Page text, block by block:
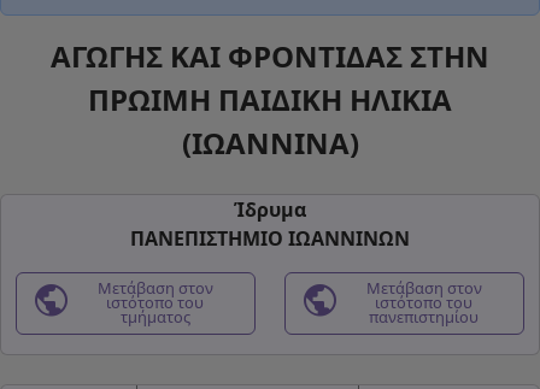
ΑΓΩΓΗΣ ΚΑΙ ΦΡΟΝΤΙΔΑΣ ΣΤΗΝ
ΠΡΩΙΜΗ ΠΑΙΔΙΚΗ ΗΛΙΚΙΑ
(ΙΩΑΝΝΙΝΑ)
Ίδρυμα
ΠΑΝΕΠΙΣΤΗΜΙΟ ΙΩΑΝΝΙΝΩΝ
public Μετάβαση στον
ιστότοπο του
τμήματος public Μετάβαση στον
ιστότοπο του
πανεπιστημίου